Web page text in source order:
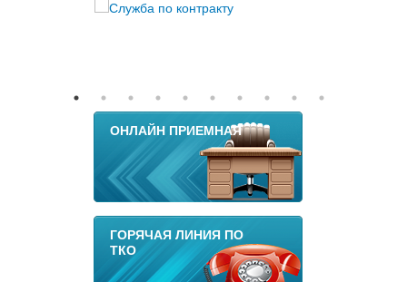
ОНЛАЙН ПРИЕМНАЯ
ГОРЯЧАЯ ЛИНИЯ ПО
ТКО